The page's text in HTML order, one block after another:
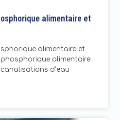
alimentaire et
alimentaire et
alimentaire
d’eau